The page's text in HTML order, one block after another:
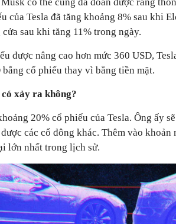
Musk có thể cũng đã đoán được rằng
của Tesla đã tăng khoảng 8% sau khi
sau khi tăng 11% trong ngày.
được nâng cao hơn mức 360 USD,
cổ phiếu thay vì bằng tiền mặt.
xảy ra không?
20% cổ phiếu của Tesla. Ông ấy
các cổ đông khác. Thêm vào
lớn nhất trong lịch sử.